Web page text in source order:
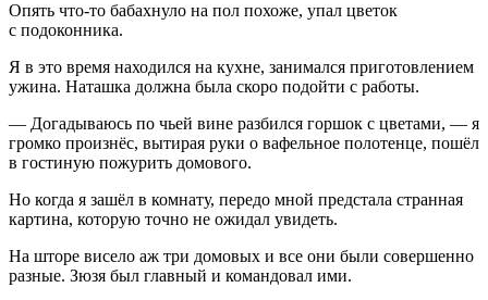
Опять что-то бабахнуло на пол похоже, упал цветок
с подоконника.
Я в это время находился на кухне, занимался приготовлением
ужина. Наташка должна была скоро подойти с работы.
— Догадываюсь по чьей вине разбился горшок с цветами, — я
громко произнёс, вытирая руки о вафельное полотенце, пошёл
в гостиную пожурить домового.
Но когда я зашёл в комнату, передо мной предстала странная
картина, которую точно не ожидал увидеть.
На шторе висело аж три домовых и все они были совершенно
разные. Зюзя был главный и командовал ими.